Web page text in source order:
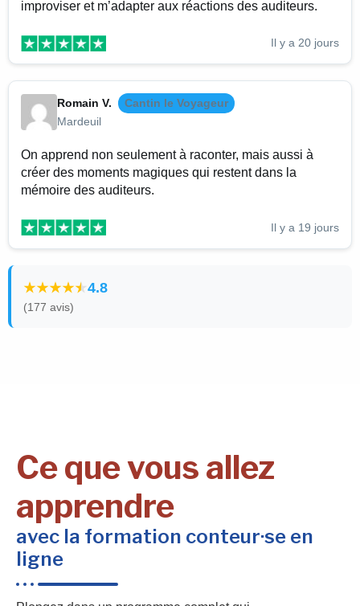
improviser et m’adapter aux réactions des auditeurs.
Il y a 20 jours
Romain V.
Cantin le Voyageur
Mardeuil
On apprend non seulement à raconter, mais aussi à
créer des moments magiques qui restent dans la
mémoire des auditeurs.
Il y a 19 jours
4.8
(177 avis)
Ce que vous allez
apprendre
avec la formation conteur·se en
ligne